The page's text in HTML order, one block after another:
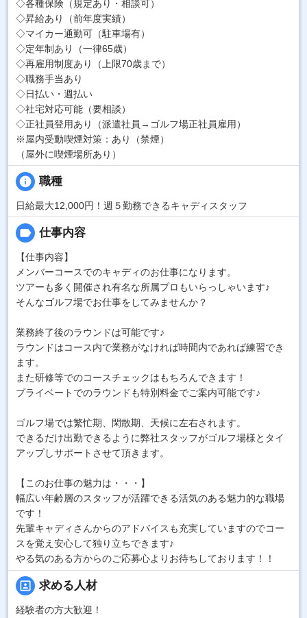
◇各種保険（規定あり・相談可）
◇昇給あり（前年度実績）
◇マイカー通勤可（駐車場有）
◇定年制あり（一律65歳）
◇再雇用制度あり（上限70歳まで）
◇職務手当あり
◇日払い・週払い
◇社宅対応可能（要相談）
◇正社員登用あり（派遣社員→ゴルフ場正社員雇用）
※屋内受動喫煙対策：あり（禁煙）
（屋外に喫煙場所あり）
info 職種
日給最大12,000円！週５勤務できるキャディスタッフ
label 仕事内容
【仕事内容】
メンバーコースでのキャディのお仕事になります。
ツアーも多く開催され有名な所属プロもいらっしゃいます♪
そんなゴルフ場でお仕事をしてみませんか？
業務終了後のラウンドは可能です♪
ラウンドはコース内で業務がなければ時間内であれば練習でき
ます。
また研修等でのコースチェックはもちろんできます！
プライベートでのラウンドも特別料金でご案内可能です♪
ゴルフ場では繁忙期、閑散期、天候に左右されます。
できるだけ出勤できるように弊社スタッフがゴルフ場様とタイ
アップしサポートさせて頂きます。
【このお仕事の魅力は・・・】
幅広い年齢層のスタッフが活躍できる活気のある魅力的な職場
です！
先輩キャディさんからのアドバイスも充実していますのでコー
スを覚え安心して独り立ちできます♪
やる気のある方からのご応募心よりお待ちしております！！
portrait 求める人材
経験者の方大歓迎！